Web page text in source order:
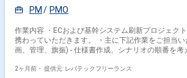
PM
PMO
作業内容 ・ECおよび基幹システム刷新プロジェク
携わっていただきます。 ・主に下記作業をご担当いただき
画、管理、旗振) - 仕様書作成、シナリオの順番を考える。バグとりの管理
よる業務、システム仕様の理解
2ヶ月前・ 提供元: レバテックフリーランス